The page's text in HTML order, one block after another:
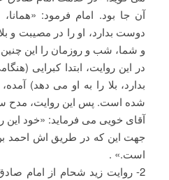
آن جا بود. امام فرمود:
دوست بدارد، او را در مصیبت و
و شما، شب و روزمان را این
در این روایت، ابتدا کبرایی
بدارد، بلا را به او می دهد)
شده است. پس این روایت، مدح
آقای خویی می فرماید: «خود این
جهت این که در طریق اش احمد
است.» .
2- روایت زید شحام از امام